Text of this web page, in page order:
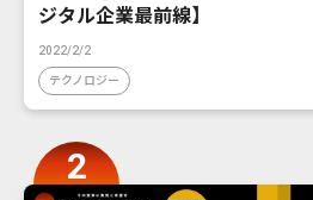
ジタル企業最前線】
2022/2/2
テクノロジー